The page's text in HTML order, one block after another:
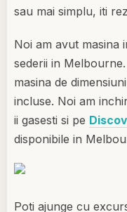
sau mai simplu, iti
Noi am avut masina
sederii in
masina de
incluse. Noi am
ii gasesti si pe
disponibile in
Poti ajunge cu